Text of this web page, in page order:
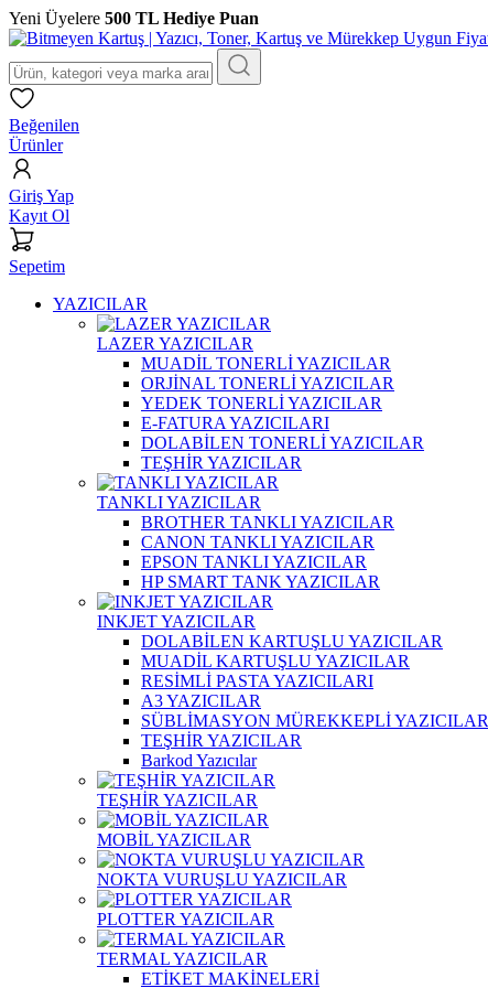
Yeni Üyelere 500 TL Hediye Puan
Beğenilen
Ürünler
Giriş Yap
Kayıt Ol
Sepetim
YAZICILAR
LAZER YAZICILAR
MUADİL TONERLİ YAZICILAR
ORJİNAL TONERLİ YAZICILAR
YEDEK TONERLİ YAZICILAR
E-FATURA YAZICILARI
DOLABİLEN TONERLİ YAZICILAR
TEŞHİR YAZICILAR
TANKLI YAZICILAR
BROTHER TANKLI YAZICILAR
CANON TANKLI YAZICILAR
EPSON TANKLI YAZICILAR
HP SMART TANK YAZICILAR
INKJET YAZICILAR
DOLABİLEN KARTUŞLU YAZICILAR
MUADİL KARTUŞLU YAZICILAR
RESİMLİ PASTA YAZICILARI
A3 YAZICILAR
SÜBLİMASYON MÜREKKEPLİ YAZICILAR
TEŞHİR YAZICILAR
Barkod Yazıcılar
TEŞHİR YAZICILAR
MOBİL YAZICILAR
NOKTA VURUŞLU YAZICILAR
PLOTTER YAZICILAR
TERMAL YAZICILAR
ETİKET MAKİNELERİ